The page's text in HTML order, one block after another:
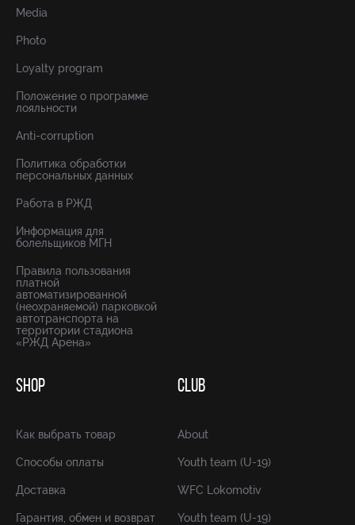
Media
Photo
Loyalty program
Положение о программе
лояльности
Anti-corruption
Политика обработки
персональных данных
Работа в РЖД
Информация для
болельщиков МГН
Правила пользования
платной
автоматизированной
(неохраняемой) парковкой
автотранспорта на
территории стадиона
«РЖД Арена»
SHOP
Как выбрать товар
Способы оплаты
Доставка
Гарантия, обмен и возврат
CLUB
About
Youth team (U-19)
WFC Lokomotiv
Youth team (U-19)